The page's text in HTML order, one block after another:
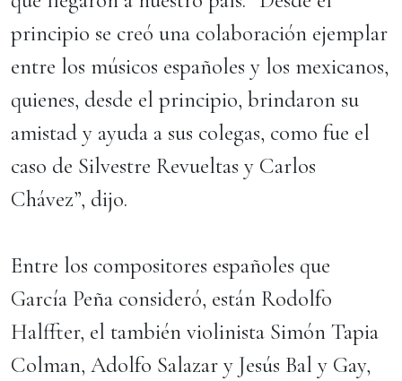
principio se creó una colaboración ejemplar
entre los músicos españoles y los mexicanos,
quienes, desde el principio, brindaron su
amistad y ayuda a sus colegas, como fue el
caso de Silvestre Revueltas y Carlos
Chávez”, dijo.
Entre los compositores españoles que
García Peña consideró, están Rodolfo
Halffter, el también violinista Simón Tapia
Colman, Adolfo Salazar y Jesús Bal y Gay,